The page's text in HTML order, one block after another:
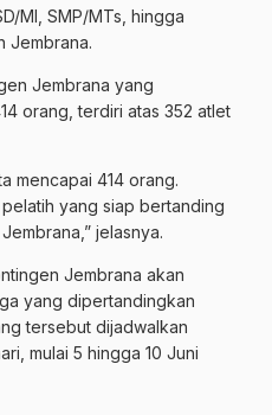
MI, SMP/MTs, hingga
Jembrana.
Jembrana yang
orang, terdiri atas 352 atlet
mencapai 414 orang.
yang siap bertanding
jelasnya.
Jembrana akan
yang dipertandingkan
tersebut dijadwalkan
mulai 5 hingga 10 Juni